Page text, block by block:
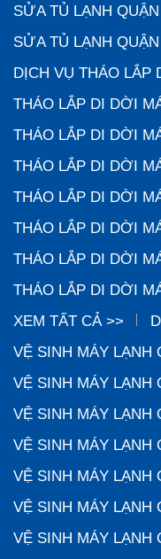
SỬA TỦ LẠNH
SỬA TỦ LẠNH
DỊCH VỤ THÁO LẮP
THÁO LẮP DI DỜI
THÁO LẮP DI DỜI
THÁO LẮP DI DỜI
THÁO LẮP DI DỜI
THÁO LẮP DI DỜI
THÁO LẮP DI DỜI
THÁO LẮP DI DỜI
XEM TẤT CẢ >>
VỆ SINH MÁY LẠNH
VỆ SINH MÁY LẠNH
VỆ SINH MÁY LẠNH
VỆ SINH MÁY LẠNH
VỆ SINH MÁY LẠNH
VỆ SINH MÁY LẠNH
VỆ SINH MÁY LẠNH